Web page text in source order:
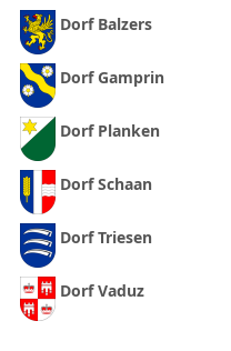
Dorf Balzers
Dorf Gamprin
Dorf Planken
Dorf Schaan
Dorf Triesen
Dorf Vaduz